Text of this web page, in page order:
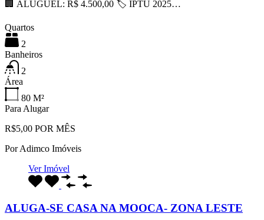
🏢 ALUGUEL: R$ 4.500,00 🏷 IPTU 2025…
Quartos
2
Banheiros
2
Área
80 M²
Para Alugar
R$5,00 POR MÊS
PorAdimco Imóveis
Ver Imóvel
ALUGA-SE CASA NA MOOCA- ZONA LESTE